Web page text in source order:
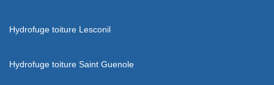
Hydrofuge toiture Lesconil
Hydrofuge toiture Saint Guenole